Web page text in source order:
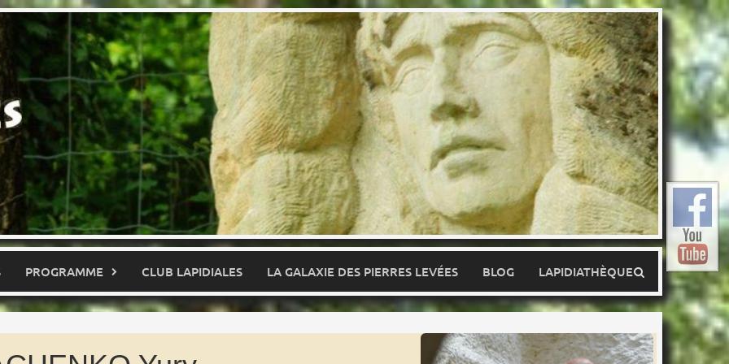
PROGRAMME CLUB LAPIDIALES LA GALAXIE DES PIERRES LEVÉES BLOG LAPIDIATHÈQUE